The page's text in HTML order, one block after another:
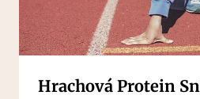
Hrachová Protein